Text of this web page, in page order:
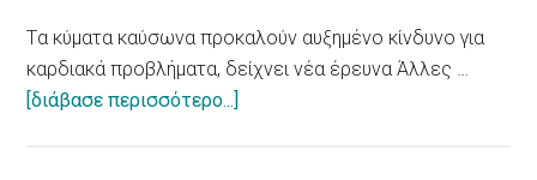
Tα κύματα καύσωνα προκαλούν αυξημένο κίνδυνο για
καρδιακά προβλήματα, δείχνει νέα έρευνα Άλλες …
[διάβασε περισσότερο...]